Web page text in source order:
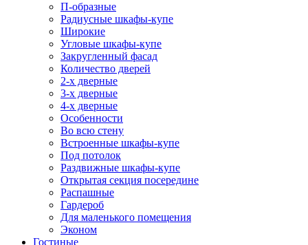
П-образные
Радиусные шкафы-купе
Широкие
Угловые шкафы-купе
Закругленный фасад
Количество дверей
2-х дверные
3-х дверные
4-х дверные
Особенности
Во всю стену
Встроенные шкафы-купе
Под потолок
Раздвижные шкафы-купе
Открытая секция посередине
Распашные
Гардероб
Для маленького помещения
Эконом
Гостиные